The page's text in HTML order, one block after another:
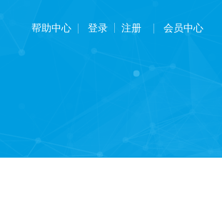
帮助中心 登录 注册 会员中心